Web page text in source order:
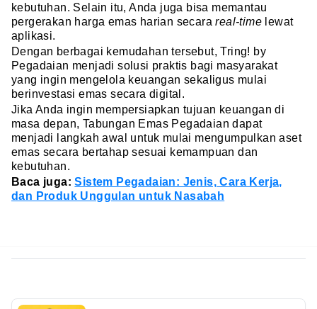
kebutuhan. Selain itu, Anda juga bisa memantau
pergerakan harga emas harian secara real-time lewat
aplikasi.
Dengan berbagai kemudahan tersebut, Tring! by
Pegadaian menjadi solusi praktis bagi masyarakat
yang ingin mengelola keuangan sekaligus mulai
berinvestasi emas secara digital.
Jika Anda ingin mempersiapkan tujuan keuangan di
masa depan, Tabungan Emas Pegadaian dapat
menjadi langkah awal untuk mulai mengumpulkan aset
emas secara bertahap sesuai kemampuan dan
kebutuhan.
Baca juga:Sistem Pegadaian: Jenis, Cara Kerja,
dan Produk Unggulan untuk Nasabah